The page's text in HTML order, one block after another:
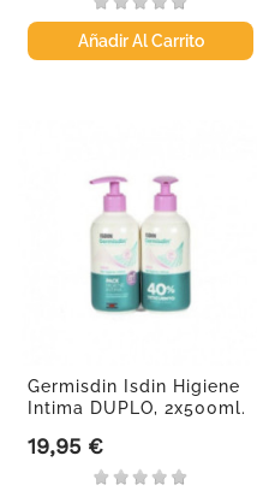
Añadir Al Carrito
Germisdin Isdin Higiene
Intima DUPLO, 2x500ml.
Precio
19,95 €